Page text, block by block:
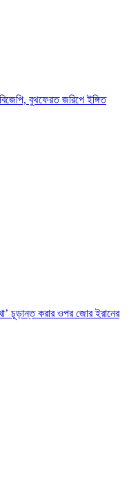
বিজেপি, বুথফেরত জরিপে ইঙ্গিত
চূড়ান্ত করার ওপর জোর ইরানের